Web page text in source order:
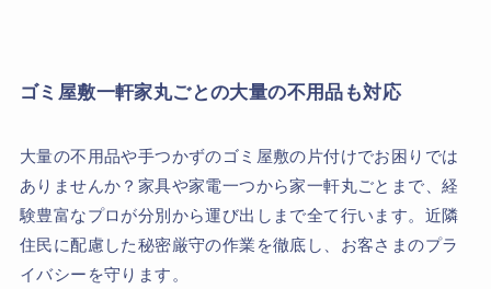
ゴミ屋敷一軒家丸ごとの大量の不用品も対応
大量の不用品や手つかずのゴミ屋敷の片付けでお困りでは
ありませんか？家具や家電一つから家一軒丸ごとまで、経
験豊富なプロが分別から運び出しまで全て行います。近隣
住民に配慮した秘密厳守の作業を徹底し、お客さまのプラ
イバシーを守ります。